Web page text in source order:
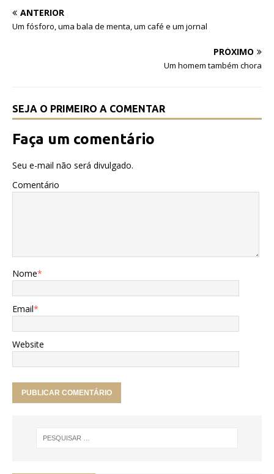
e
b
te
r A
ANTERIOR
Um fósforo, uma bala de menta, um café e um jornal
PRÓXIMO
Um homem também chora
SEJA O PRIMEIRO A COMENTAR
Faça um comentário
Seu e-mail não será divulgado.
Comentário
Nome*
Email*
Website